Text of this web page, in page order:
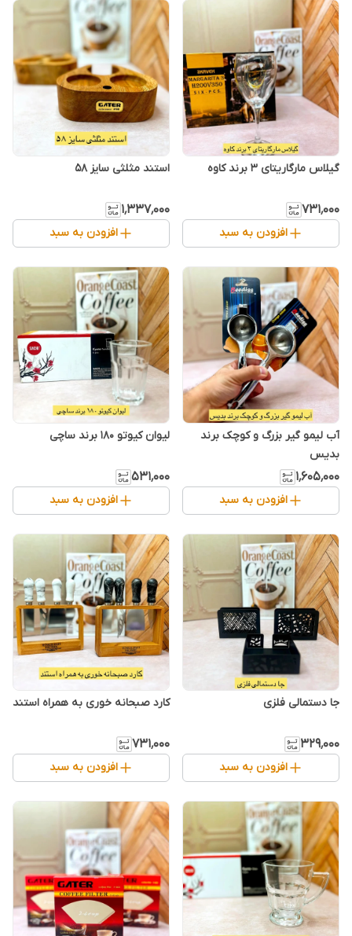
گیلاس مارگاریتای ۳ برند کاوه
۷۳۱٬۰۰۰
افزودن به سبد
استند مثلثی سایز ۵۸
۱٬۳۳۷٬۰۰۰
افزودن به سبد
آب لیمو گیر بزرگ و کوچک برند
بدیس
۱٬۶۰۵٬۰۰۰
افزودن به سبد
لیوان کیوتو ۱۸۰ برند ساچی
۵۳۱٬۰۰۰
افزودن به سبد
جا دستمالی فلزی
۳۲۹٬۰۰۰
افزودن به سبد
کارد صبحانه خوری به همراه استند
۷۳۱٬۰۰۰
افزودن به سبد